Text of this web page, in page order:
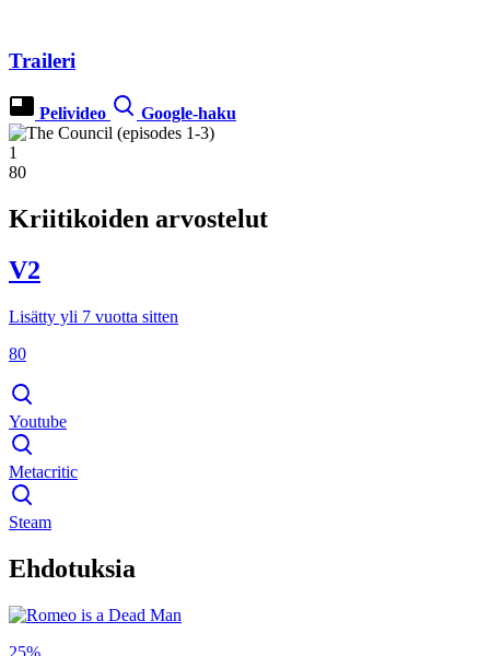
Traileri
Pelivideo Google-haku
1
80
Kriitikoiden arvostelut
V2
Lisätty yli 7 vuotta sitten
80
Youtube
Metacritic
Steam
Ehdotuksia
25%